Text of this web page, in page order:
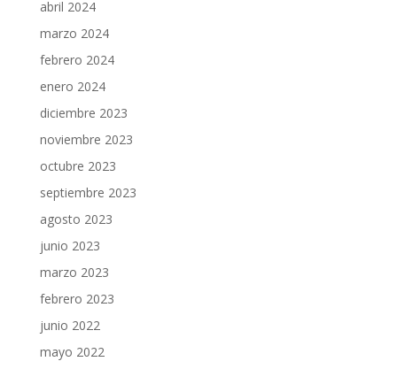
abril 2024
marzo 2024
febrero 2024
enero 2024
diciembre 2023
noviembre 2023
octubre 2023
septiembre 2023
agosto 2023
junio 2023
marzo 2023
febrero 2023
junio 2022
mayo 2022